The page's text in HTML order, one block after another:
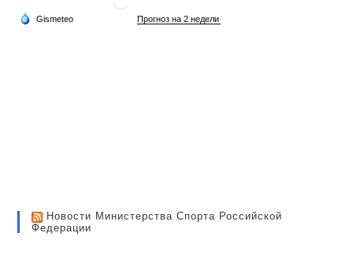
Новости Министерства Спорта Российской
Федерации